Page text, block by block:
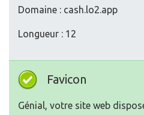
Domaine : cash.lo2.app
Longueur : 12
Favicon
Génial, votre site web